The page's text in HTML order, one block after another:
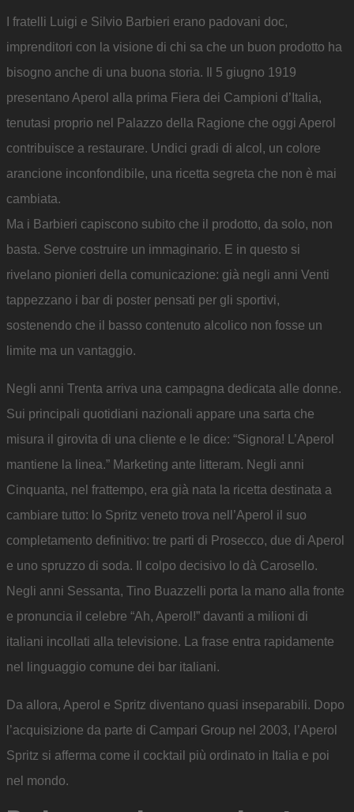
I fratelli Luigi e Silvio Barbieri erano padovani doc,
imprenditori con la visione di chi sa che un buon prodotto ha
bisogno anche di una buona storia. Il 5 giugno 1919
presentano Aperol alla prima Fiera dei Campioni d’Italia,
tenutasi proprio nel Palazzo della Ragione che oggi Aperol
contribuisce a restaurare. Undici gradi di alcol, un colore
arancione inconfondibile, una ricetta segreta che non è mai
cambiata.
Ma i Barbieri capiscono subito che il prodotto, da solo, non
basta. Serve costruire un immaginario. E in questo si
rivelano pionieri della comunicazione: già negli anni Venti
tappezzano i bar di poster pensati per gli sportivi,
sostenendo che il basso contenuto alcolico non fosse un
limite ma un vantaggio.
Negli anni Trenta arriva una campagna dedicata alle donne.
Sui principali quotidiani nazionali appare una sarta che
misura il girovita di una cliente e le dice: “Signora! L’Aperol
mantiene la linea.” Marketing ante litteram. Negli anni
Cinquanta, nel frattempo, era già nata la ricetta destinata a
cambiare tutto: lo Spritz veneto trova nell’Aperol il suo
completamento definitivo: tre parti di Prosecco, due di Aperol
e uno spruzzo di soda. Il colpo decisivo lo dà Carosello.
Negli anni Sessanta, Tino Buazzelli porta la mano alla fronte
e pronuncia il celebre “Ah, Aperol!” davanti a milioni di
italiani incollati alla televisione. La frase entra rapidamente
nel linguaggio comune dei bar italiani.
Da allora, Aperol e Spritz diventano quasi inseparabili. Dopo
l’acquisizione da parte di Campari Group nel 2003, l’Aperol
Spritz si afferma come il cocktail più ordinato in Italia e poi
nel mondo.